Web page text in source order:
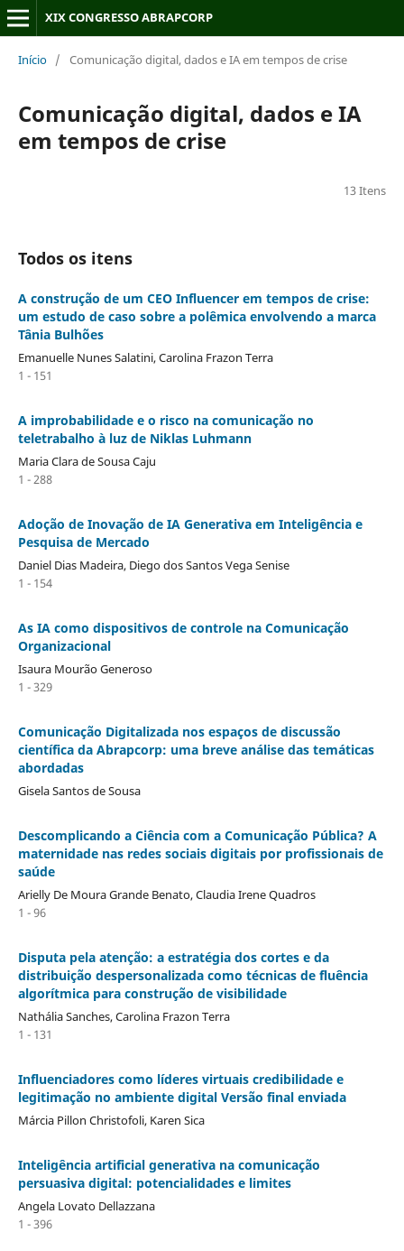
XIX CONGRESSO ABRAPCORP
Início / Comunicação digital, dados e IA em tempos de crise
Comunicação digital, dados e IA
em tempos de crise
13 Itens
Todos os itens
A construção de um CEO Influencer em tempos de crise:
um estudo de caso sobre a polêmica envolvendo a marca
Tânia Bulhões
Emanuelle Nunes Salatini, Carolina Frazon Terra
1 - 151
A improbabilidade e o risco na comunicação no
teletrabalho à luz de Niklas Luhmann
Maria Clara de Sousa Caju
1 - 288
Adoção de Inovação de IA Generativa em Inteligência e
Pesquisa de Mercado
Daniel Dias Madeira, Diego dos Santos Vega Senise
1 - 154
As IA como dispositivos de controle na Comunicação
Organizacional
Isaura Mourão Generoso
1 - 329
Comunicação Digitalizada nos espaços de discussão
científica da Abrapcorp: uma breve análise das temáticas
abordadas
Gisela Santos de Sousa
Descomplicando a Ciência com a Comunicação Pública? A
maternidade nas redes sociais digitais por profissionais de
saúde
Arielly De Moura Grande Benato, Claudia Irene Quadros
1 - 96
Disputa pela atenção: a estratégia dos cortes e da
distribuição despersonalizada como técnicas de fluência
algorítmica para construção de visibilidade
Nathália Sanches, Carolina Frazon Terra
1 - 131
Influenciadores como líderes virtuais credibilidade e
legitimação no ambiente digital Versão final enviada
Márcia Pillon Christofoli, Karen Sica
Inteligência artificial generativa na comunicação
persuasiva digital: potencialidades e limites
Angela Lovato Dellazzana
1 - 396